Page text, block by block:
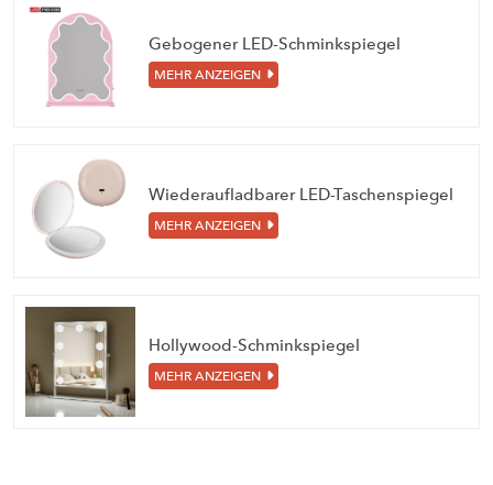
Gebogener LED-Schminkspiegel
MEHR ANZEIGEN
Wiederaufladbarer LED-Taschenspiegel
MEHR ANZEIGEN
Hollywood-Schminkspiegel
MEHR ANZEIGEN